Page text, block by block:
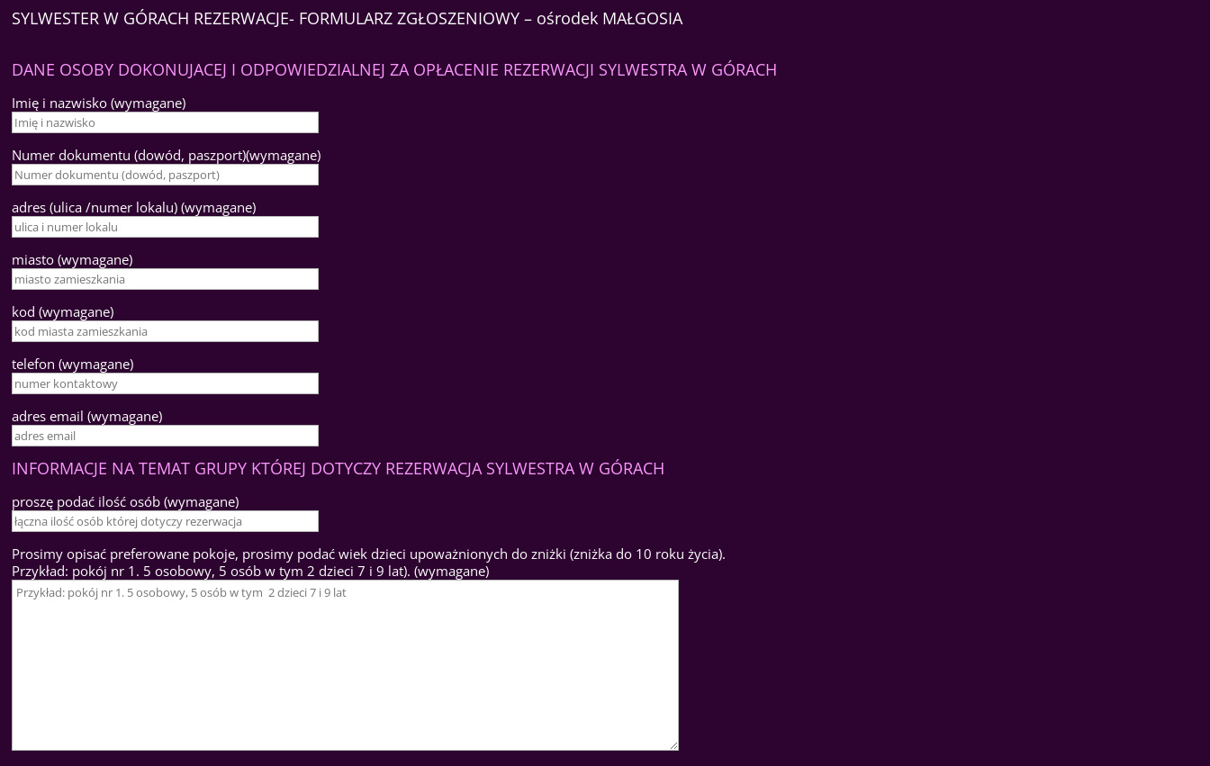
SYLWESTER W GÓRACH REZERWACJE- FORMULARZ ZGŁOSZENIOWY – ośrodek MAŁGOSIA
DANE OSOBY DOKONUJACEJ I ODPOWIEDZIALNEJ ZA OPŁACENIE REZERWACJI SYLWESTRA W GÓRACH
Imię i nazwisko (wymagane)
Numer dokumentu (dowód, paszport)(wymagane)
adres (ulica /numer lokalu) (wymagane)
miasto (wymagane)
kod (wymagane)
telefon (wymagane)
adres email (wymagane)
INFORMACJE NA TEMAT GRUPY KTÓREJ DOTYCZY REZERWACJA SYLWESTRA W GÓRACH
proszę podać ilość osób (wymagane)
Prosimy opisać preferowane pokoje, prosimy podać wiek dzieci upoważnionych do zniżki (zniżka do 10 roku życia).
Przykład: pokój nr 1. 5 osobowy, 5 osób w tym 2 dzieci 7 i 9 lat). (wymagane)